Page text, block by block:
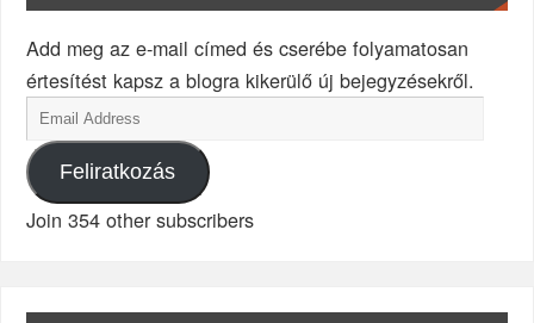
Add meg az e-mail címed és cserébe folyamatosan
értesítést kapsz a blogra kikerülő új bejegyzésekről.
Feliratkozás
Join 354 other subscribers